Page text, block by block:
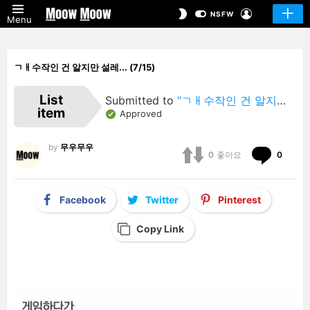
Menu
SWITCHNSFW
ㄱㅐ수작인 건 알지만 설레... (7/15)
List
item
Submitted to "ㄱㅐ수작인 건 알지만 설레…"
Approved
by 무우무우
0 좋아요 0
Facebook Twitter Pinterest
Copy Link